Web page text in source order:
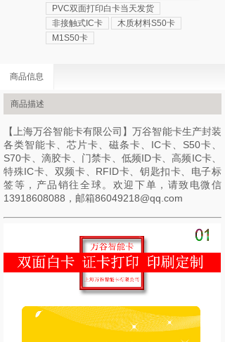
PVC双面打印白卡当天发货
非接触式IC卡
木质材料S50卡
M1S50卡
商品信息
商品描述
【上海万谷智能卡有限公司】万谷智能卡生产封装
各类智能卡、芯片卡、磁条卡、IC卡、S50卡、
S70卡、滴胶卡、门禁卡、低频ID卡、高频IC卡、
特殊IC卡、双频卡、RFID卡、钥匙扣卡、电子标
签等，产品销往全球。欢迎下单，请致电微信
13918608088，邮箱86049218@qq.com